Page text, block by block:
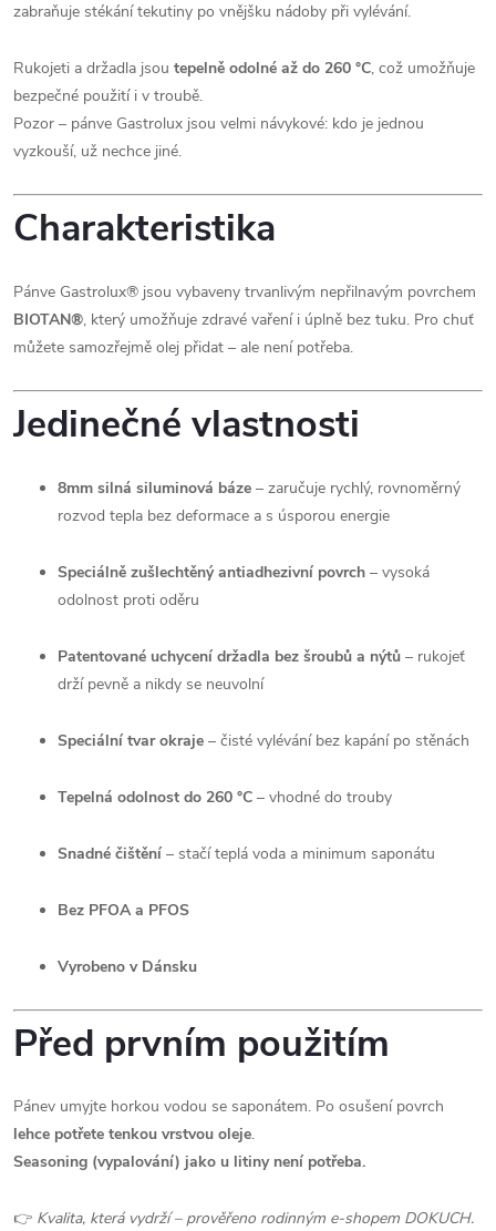
zabraňuje stékání tekutiny po vnějšku nádoby při vylévání.
Rukojeti a držadla jsou tepelně odolné až do 260 °C, což umožňuje
bezpečné použití i v troubě.
Pozor – pánve Gastrolux jsou velmi návykové: kdo je jednou
vyzkouší, už nechce jiné.
Charakteristika
Pánve Gastrolux® jsou vybaveny trvanlivým nepřilnavým povrchem
BIOTAN®, který umožňuje zdravé vaření i úplně bez tuku. Pro chuť
můžete samozřejmě olej přidat – ale není potřeba.
Jedinečné vlastnosti
8mm silná siluminová báze – zaručuje rychlý, rovnoměrný
rozvod tepla bez deformace a s úsporou energie
Speciálně zušlechtěný antiadhezivní povrch – vysoká
odolnost proti oděru
Patentované uchycení držadla bez šroubů a nýtů – rukojeť
drží pevně a nikdy se neuvolní
Speciální tvar okraje – čisté vylévání bez kapání po stěnách
Tepelná odolnost do 260 °C – vhodné do trouby
Snadné čištění – stačí teplá voda a minimum saponátu
Bez PFOA a PFOS
Vyrobeno v Dánsku
Před prvním použitím
Pánev umyjte horkou vodou se saponátem. Po osušení povrch
lehce potřete tenkou vrstvou oleje.
Seasoning (vypalování) jako u litiny není potřeba.
👉 Kvalita, která vydrží – prověřeno rodinným e-shopem DOKUCH.